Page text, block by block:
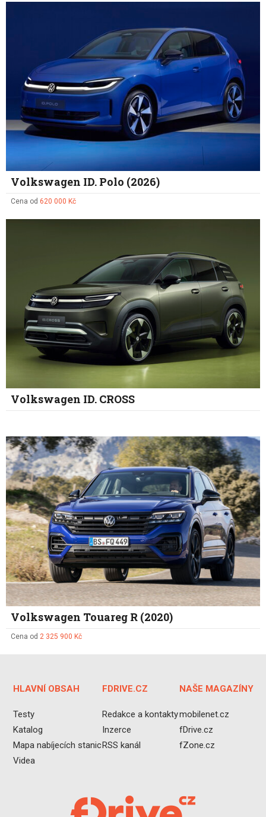
Volkswagen ID. Polo (2026)
Cena od 620 000 Kč
Volkswagen ID. CROSS
Volkswagen Touareg R (2020)
Cena od 2 325 900 Kč
HLAVNÍ OBSAH
Testy
Katalog
Mapa nabíjecích stanic
Videa
FDRIVE.CZ
Redakce a kontakty
Inzerce
RSS kanál
NAŠE MAGAZÍNY
mobilenet.cz
fDrive.cz
fZone.cz